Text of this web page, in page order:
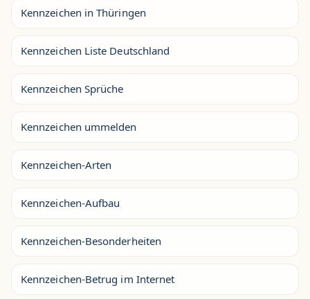
Kennzeichen in Thüringen
Kennzeichen Liste Deutschland
Kennzeichen Sprüche
Kennzeichen ummelden
Kennzeichen-Arten
Kennzeichen-Aufbau
Kennzeichen-Besonderheiten
Kennzeichen-Betrug im Internet